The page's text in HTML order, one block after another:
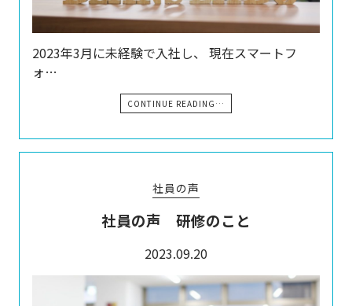
2023年3月に未経験で入社し、 現在スマートフ
ォ…
CONTINUE READING…
社員の声
社員の声 研修のこと
2023.09.20